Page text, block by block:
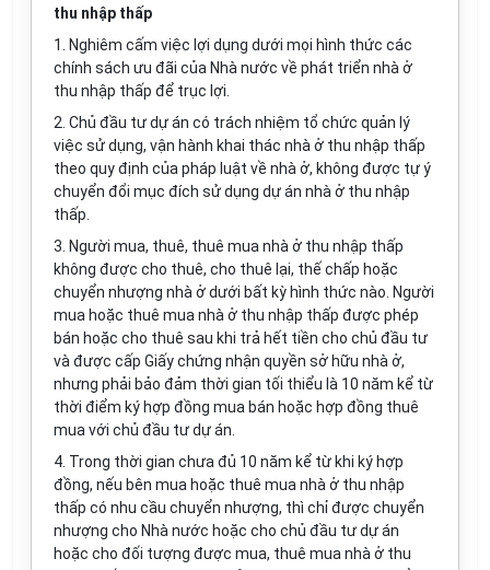
thu nhập thấp
1. Nghiêm cấm việc lợi dụng dưới mọi hình thức các
chính sách ưu đãi của Nhà nước về phát triển nhà ở
thu nhập thấp để trục lợi.
2. Chủ đầu tư dự án có trách nhiệm tổ chức quản lý
việc sử dụng, vận hành khai thác nhà ở thu nhập thấp
theo quy định của pháp luật về nhà ở, không được tự ý
chuyển đổi mục đích sử dụng dự án nhà ở thu nhập
thấp.
3. Người mua, thuê, thuê mua nhà ở thu nhập thấp
không được cho thuê, cho thuê lại, thế chấp hoặc
chuyển nhượng nhà ở dưới bất kỳ hình thức nào. Người
mua hoặc thuê mua nhà ở thu nhập thấp được phép
bán hoặc cho thuê sau khi trả hết tiền cho chủ đầu tư
và được cấp Giấy chứng nhận quyền sở hữu nhà ở,
nhưng phải bảo đảm thời gian tối thiểu là 10 năm kể từ
thời điểm ký hợp đồng mua bán hoặc hợp đồng thuê
mua với chủ đầu tư dự án.
4. Trong thời gian chưa đủ 10 năm kể từ khi ký hợp
đồng, nếu bên mua hoặc thuê mua nhà ở thu nhập
thấp có nhu cầu chuyển nhượng, thì chỉ được chuyển
nhượng cho Nhà nước hoặc cho chủ đầu tư dự án
hoặc cho đối tượng được mua, thuê mua nhà ở thu